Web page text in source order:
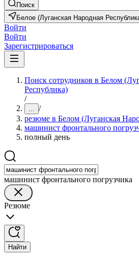
Поиск
Белое (Луганская Народная
Войти
Войти
Зарегистрироваться
Поиск сотрудников в Белом
Республика)
/
... /
резюме в Белом (Луганская
машинист фронтального
полный день
машинист фронтального погрузчика
Резюме
Найти